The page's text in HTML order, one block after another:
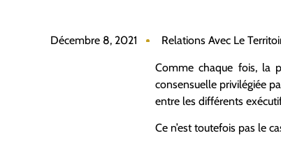
Décembre 8, 2021 Relations Avec Le
Comme chaque fois, la
consensuelle privilégiée
entre les différents
Ce n’est toutefois pas le